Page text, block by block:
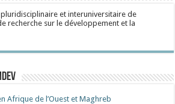
pluridisciplinaire et interuniversitaire de
recherche sur le développement et la
Afrique de l’Ouest et Maghreb